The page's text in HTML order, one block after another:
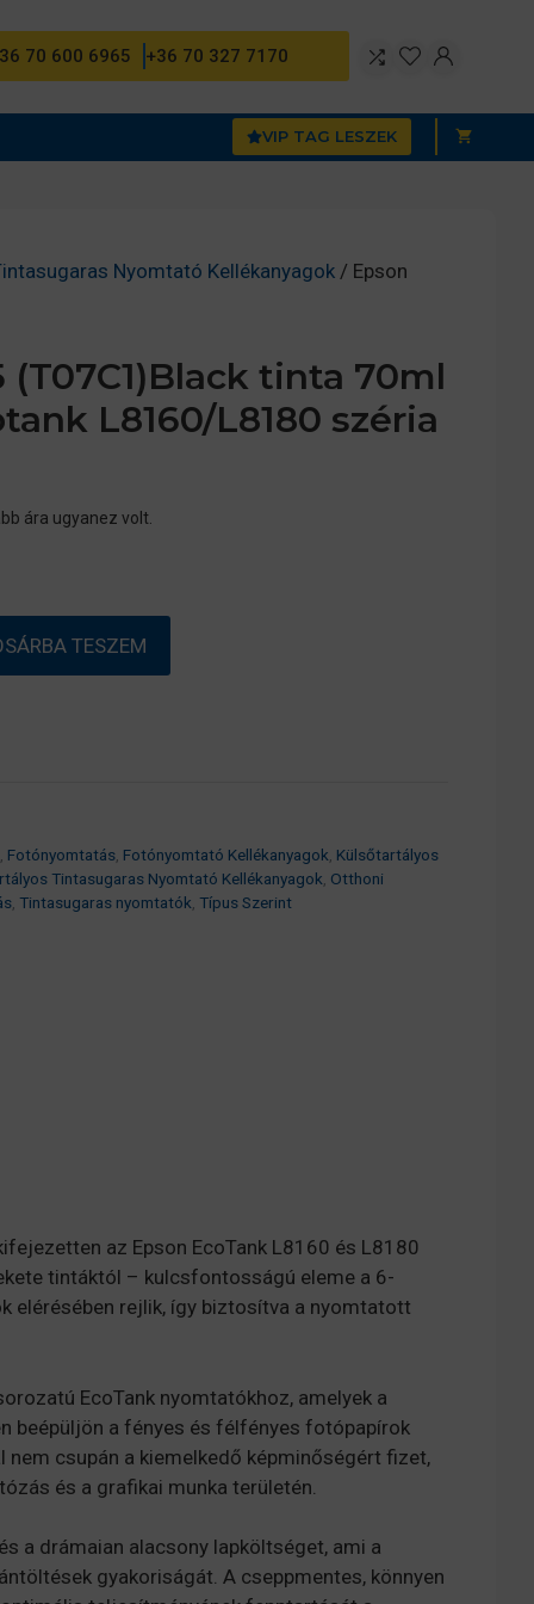
70 600 6965 +36 70 327 7170
VIP TAG LESZEK
Nyomtató Kellékanyagok / Epson
(T07C1)Black tinta 70ml
L8160/L8180 széria
ára ugyanez volt.
TESZEM
, Fotónyomtatás, Fotónyomtató Kellékanyagok, Külsőtartályos
Tintasugaras Nyomtató Kellékanyagok, Otthoni
, Tintasugaras nyomtatók, Típus Szerint
az Epson EcoTank L8160 és L8180
tintáktól – kulcsfontosságú eleme a 6-
elérésében rejlik, így biztosítva a nyomtatott
EcoTank nyomtatókhoz, amelyek a
beépüljön a fényes és félfényes fotópapírok
nem csupán a kiemelkedő képminőségért fizet,
és a grafikai munka területén.
a drámaian alacsony lapköltséget, ami a
gyakoriságát. A cseppmentes, könnyen